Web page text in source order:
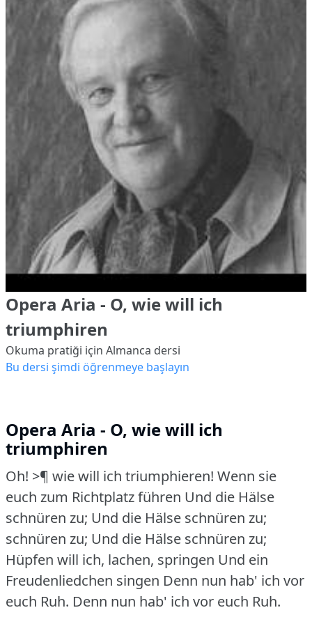
Opera Aria - O, wie will ich
triumphiren
Okuma pratiği için Almanca dersi
Bu dersi şimdi öğrenmeye başlayın
Opera Aria - O, wie will ich
triumphiren
Oh! >¶ wie will ich triumphieren! Wenn sie
euch zum Richtplatz führen Und die Hälse
schnüren zu; Und die Hälse schnüren zu;
schnüren zu; Und die Hälse schnüren zu;
Hüpfen will ich, lachen, springen Und ein
Freudenliedchen singen Denn nun hab' ich vor
euch Ruh. Denn nun hab' ich vor euch Ruh.